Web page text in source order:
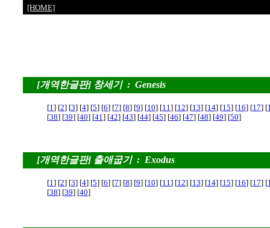
[HOME]
[개역한글판] 창세기 : Genesis
[1] [2] [3] [4] [5] [6] [7] [8] [9] [10] [11] [12] [13] [14] [15] [16] [17] [
[38] [39] [40] [41] [42] [43] [44] [45] [46] [47] [48] [49] [50]
[개역한글판] 출애굽기 : Exodus
[1] [2] [3] [4] [5] [6] [7] [8] [9] [10] [11] [12] [13] [14] [15] [16] [17] [
[38] [39] [40]